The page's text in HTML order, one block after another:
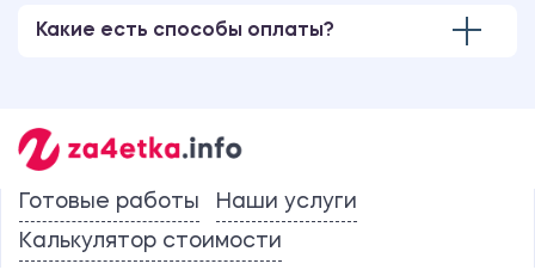
Какие есть способы оплаты?
Готовые работы
Наши услуги
Калькулятор стоимости